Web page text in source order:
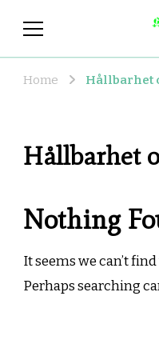
Home Hållbarhet
Hållbarhet
Nothing
It seems we can’t
Perhaps searching